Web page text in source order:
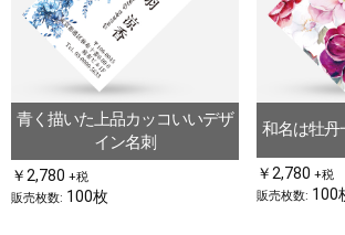
青く描いた上品カッコいいデザ
イン名刺
￥2,780 +税
販売枚数: 100枚
和名は牡丹
￥2,780 +税
販売枚数: 100